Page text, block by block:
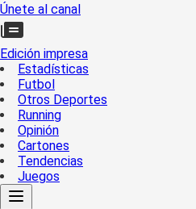
Únete al canal
Edición impresa
Estadísticas
Futbol
Otros Deportes
Running
Opinión
Cartones
Tendencias
Juegos